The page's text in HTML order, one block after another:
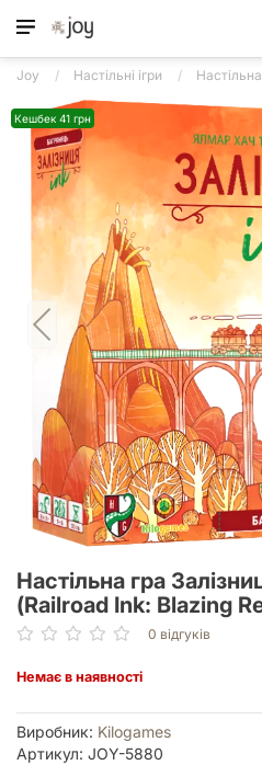
Joy Настільні ігри
Кешбек 41 грн
Настільна гра
(Railroad Ink: Blazing
0 відгуків
Немає в наявності
Виробник: Kilogames
Артикул: JOY-5880